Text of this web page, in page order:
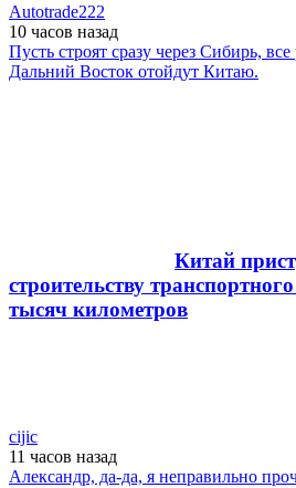
Autotrade222
10 часов назад
Пусть строят сразу через Сибирь,
Дальний Восток отойдут Китаю.
Китай
строительству
тысяч километров
cijic
11 часов назад
Александр, да-да, я неправильно